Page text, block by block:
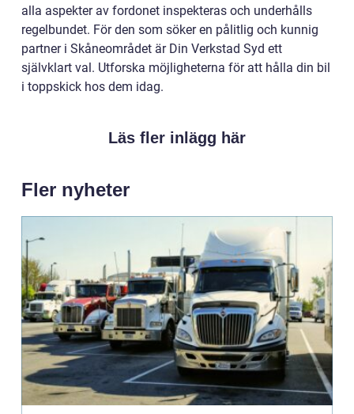
alla aspekter av fordonet inspekteras och underhålls
regelbundet. För den som söker en pålitlig och kunnig
partner i Skåneområdet är Din Verkstad Syd ett
självklart val. Utforska möjligheterna för att hålla din bil
i toppskick hos dem idag.
Läs fler inlägg här
Fler nyheter